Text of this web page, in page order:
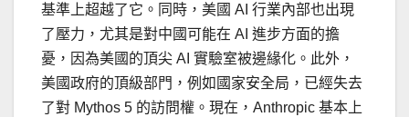
基準上超越了它。同時，美國 AI 行業內部也出現
了壓力，尤其是對中國可能在 AI 進步方面的擔
憂，因為美國的頂尖 AI 實驗室被邊緣化。此外，
美國政府的頂級部門，例如國家安全局，已經失去
了對 Mythos 5 的訪問權。現在，Anthropic 基本上